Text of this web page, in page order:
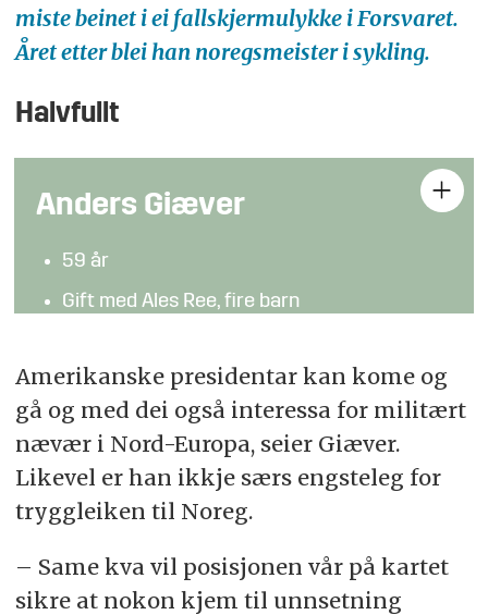
miste beinet i ei fallskjermulykke i Forsvaret.
Året etter blei han noregsmeister i sykling.
Halvfullt
Anders Giæver
59 år
Gift med Ales Ree, fire barn
Aktuell med analysar om Donald Trump og
valgkampen i USA
Amerikanske presidentar kan kome og
gå og med dei også interessa for militært
nævær i Nord-Europa, seier Giæver.
Likevel er han ikkje særs engsteleg for
tryggleiken til Noreg.
– Same kva vil posisjonen vår på kartet
sikre at nokon kjem til unnsetning